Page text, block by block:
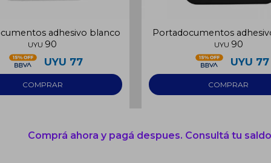
adhesivo blanco
UYU 90
UYU 77
Portadocumentos
UYU 90
UYU 77
Comprá ahora y pagá despues. Consultá tu